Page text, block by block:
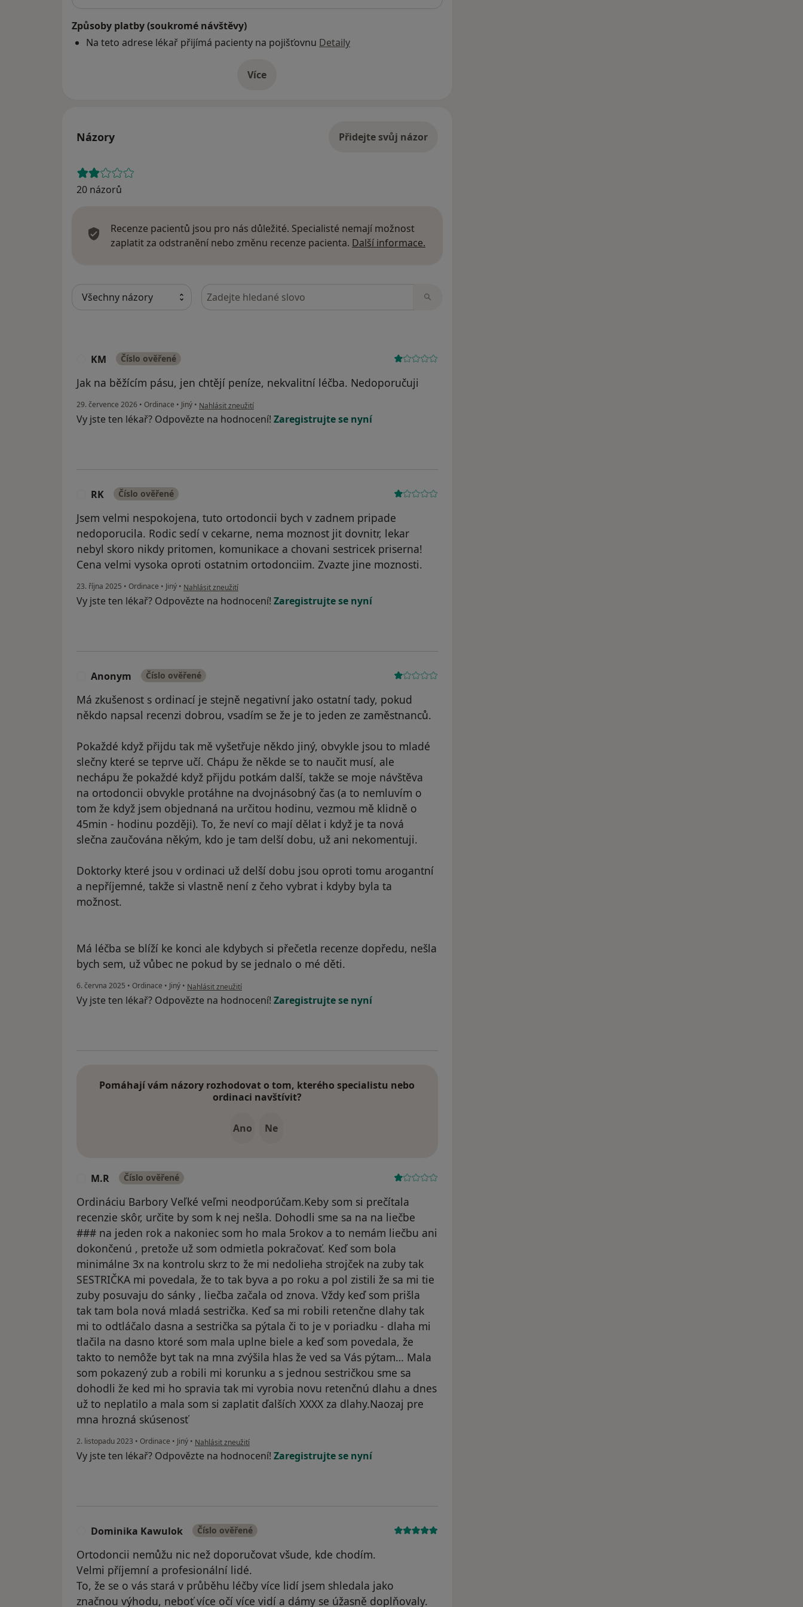
Způsoby platby (soukromé návštěvy)
Na teto adrese lékař přijímá pacienty na pojišťovnu Detaily
Víceo adrese
Názory Přidejte svůj názor
20 názorů
Recenze pacientů jsou pro nás důležité. Specialisté nemají možnost
zaplatit za odstranění nebo změnu recenze pacienta. Další informace.
Hledejte v názorech
KM Číslo ověřené
Jak na běžícím pásu, jen chtějí peníze, nekvalitní léčba. Nedoporučuji
29. července 2026 • Ordinace • Jiný • podle názoru uživatele KM
Nahlásit zneužití
Vy jste ten lékař? Odpovězte na hodnocení! Zaregistrujte se nyní
RK Číslo ověřené
Jsem velmi nespokojena, tuto ortodoncii bych v zadnem pripade
nedoporucila. Rodic sedí v cekarne, nema moznost jit dovnitr, lekar
nebyl skoro nikdy pritomen, komunikace a chovani sestricek priserna!
Cena velmi vysoka oproti ostatnim ortodonciim. Zvazte jine moznosti.
23. října 2025 • Ordinace • Jiný • podle názoru uživatele RK
Nahlásit zneužití
Vy jste ten lékař? Odpovězte na hodnocení! Zaregistrujte se nyní
Anonym Číslo ověřené
Má zkušenost s ordinací je stejně negativní jako ostatní tady, pokud
někdo napsal recenzi dobrou, vsadím se že je to jeden ze zaměstnanců.
Pokaždé když přijdu tak mě vyšetřuje někdo jiný, obvykle jsou to mladé
slečny které se teprve učí. Chápu že někde se to naučit musí, ale
nechápu že pokaždé když přijdu potkám další, takže se moje návštěva
na ortodoncii obvykle protáhne na dvojnásobný čas (a to nemluvím o
tom že když jsem objednaná na určitou hodinu, vezmou mě klidně o
45min - hodinu později). To, že neví co mají dělat i když je ta nová
slečna zaučována někým, kdo je tam delší dobu, už ani nekomentuji.
Doktorky které jsou v ordinaci už delší dobu jsou oproti tomu arogantní
a nepříjemné, takže si vlastně není z čeho vybrat i kdyby byla ta
možnost.
Má léčba se blíží ke konci ale kdybych si přečetla recenze dopředu, nešla
bych sem, už vůbec ne pokud by se jednalo o mé děti.
6. června 2025 • Ordinace • Jiný • podle názoru uživatele Anonym
Nahlásit zneužití
Vy jste ten lékař? Odpovězte na hodnocení! Zaregistrujte se nyní
Pomáhají vám názory rozhodovat o tom, kterého specialistu nebo
ordinaci navštívit?
Ano Ne
M.R Číslo ověřené
Ordináciu Barbory Veľké veľmi neodporúčam.Keby som si prečítala
recenzie skôr, určite by som k nej nešla. Dohodli sme sa na na liečbe
### na jeden rok a nakoniec som ho mala 5rokov a to nemám liečbu ani
dokončenú , pretože už som odmietla pokračovať. Keď som bola
minimálne 3x na kontrolu skrz to že mi nedolieha strojček na zuby tak
SESTRIČKA mi povedala, že to tak byva a po roku a pol zistili že sa mi tie
zuby posuvaju do sánky , liečba začala od znova. Vždy keď som prišla
tak tam bola nová mladá sestrička. Keď sa mi robili retenčne dlahy tak
mi to odtláčalo dasna a sestrička sa pýtala či to je v poriadku - dlaha mi
tlačila na dasno ktoré som mala uplne biele a keď som povedala, že
takto to nemôže byt tak na mna zvýšila hlas že ved sa Vás pýtam… Mala
som pokazený zub a robili mi korunku a s jednou sestričkou sme sa
dohodli že ked mi ho spravia tak mi vyrobia novu retenčnú dlahu a dnes
už to neplatilo a mala som si zaplatit ďalších XXXX za dlahy.Naozaj pre
mna hrozná skúsenosť
2. listopadu 2023 • Ordinace • Jiný • podle názoru uživatele M.R
Nahlásit zneužití
Vy jste ten lékař? Odpovězte na hodnocení! Zaregistrujte se nyní
Dominika Kawulok Číslo ověřené
Ortodoncii nemůžu nic než doporučovat všude, kde chodím.
Velmi příjemní a profesionální lidé.
To, že se o vás stará v průběhu léčby více lidí jsem shledala jako
značnou výhodu, neboť více očí více vidí a dámy se úžasně doplňovaly.